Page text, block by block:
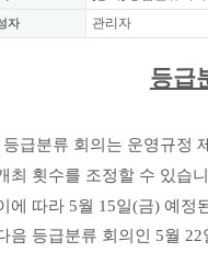
자 관리자
등급
등급분류 회의는 운영규정
최 횟수를 조정할 수 있습
에 따라 5월 15일(금)예정
음 등급분류 회의인 5월